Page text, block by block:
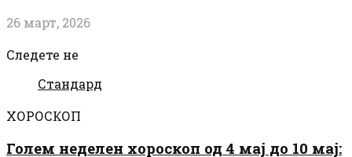
26 март, 2026
Следете не
Стандард
ХОРОСКОП
Голем неделен хороскоп од 4 мај до 10 мај: